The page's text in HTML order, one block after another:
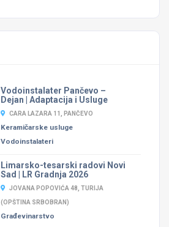
Vodoinstalater Pančevo –
Dejan | Adaptacija i Usluge
CARA LAZARA 11, PANČEVO
Keramičarske usluge
Vodoinstalateri
Limarsko-tesarski radovi Novi
Sad | LR Gradnja 2026
JOVANA POPOVIĆA 48, TURIJA
(OPŠTINA SRBOBRAN)
Građevinarstvo